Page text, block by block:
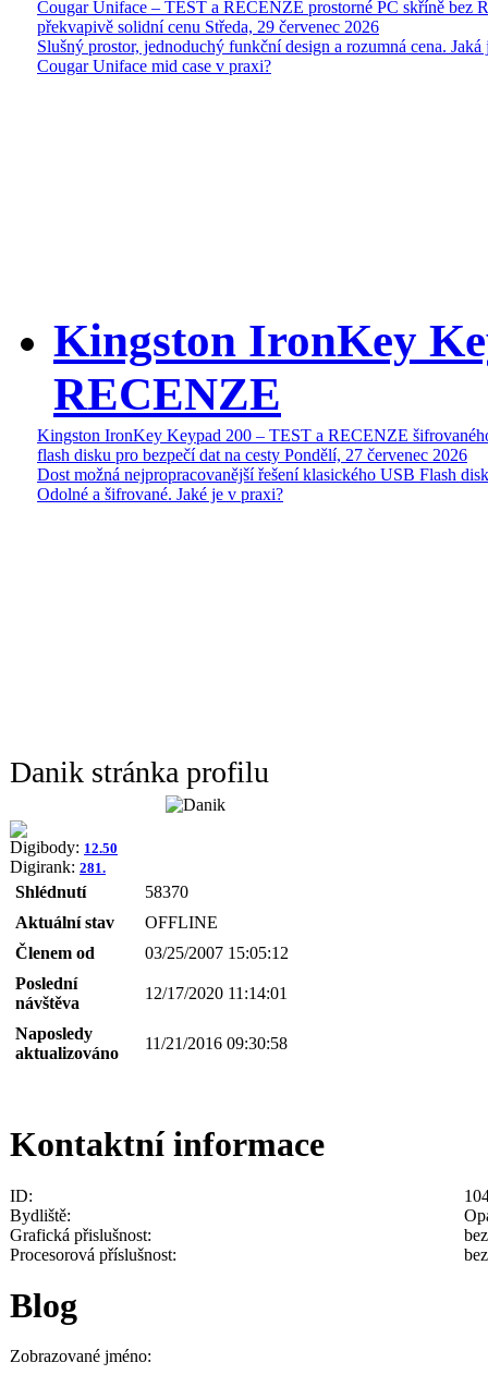
Cougar Uniface – TEST a RECENZE prostorné PC skříně bez
překvapivě solidní cenu Středa, 29 červenec 2026
Slušný prostor, jednoduchý funkční design a rozumná cena. Jaká
Cougar Uniface mid case v praxi?
Kingston IronKey
RECENZE
Kingston IronKey Keypad 200 – TEST a RECENZE
flash disku pro bezpečí dat na cesty Pondělí, 27 červenec 2026
Dost možná nejpropracovanější řešení klasického USB Flash
Odolné a šifrované. Jaké je v praxi?
Danik stránka profilu
Digibody: 12.50
Digirank: 281.
Shlédnutí
58370
Aktuální stav
OFFLINE
Členem od
03/25/2007 15:05:12
Poslední
návštěva
12/17/2020 11:14:01
Naposledy
aktualizováno
11/21/2016 09:30:58
Kontaktní informace
ID:
Bydliště:
Grafická přislušnost:
Procesorová příslušnost:
Blog
Zobrazované jméno: